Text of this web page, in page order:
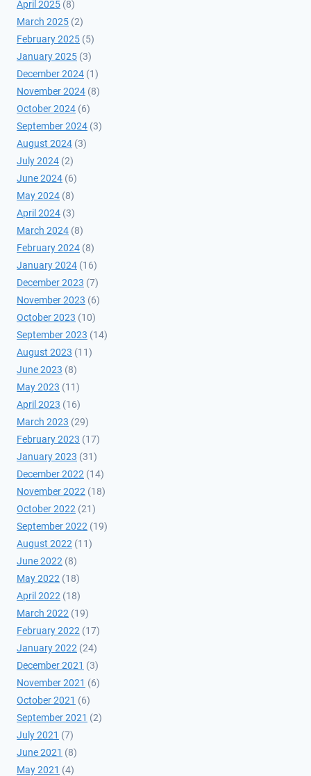
April 2025 (8)
March 2025 (2)
February 2025 (5)
January 2025 (3)
December 2024 (1)
November 2024 (8)
October 2024 (6)
September 2024 (3)
August 2024 (3)
July 2024 (2)
June 2024 (6)
May 2024 (8)
April 2024 (3)
March 2024 (8)
February 2024 (8)
January 2024 (16)
December 2023 (7)
November 2023 (6)
October 2023 (10)
September 2023 (14)
August 2023 (11)
June 2023 (8)
May 2023 (11)
April 2023 (16)
March 2023 (29)
February 2023 (17)
January 2023 (31)
December 2022 (14)
November 2022 (18)
October 2022 (21)
September 2022 (19)
August 2022 (11)
June 2022 (8)
May 2022 (18)
April 2022 (18)
March 2022 (19)
February 2022 (17)
January 2022 (24)
December 2021 (3)
November 2021 (6)
October 2021 (6)
September 2021 (2)
July 2021 (7)
June 2021 (8)
May 2021 (4)